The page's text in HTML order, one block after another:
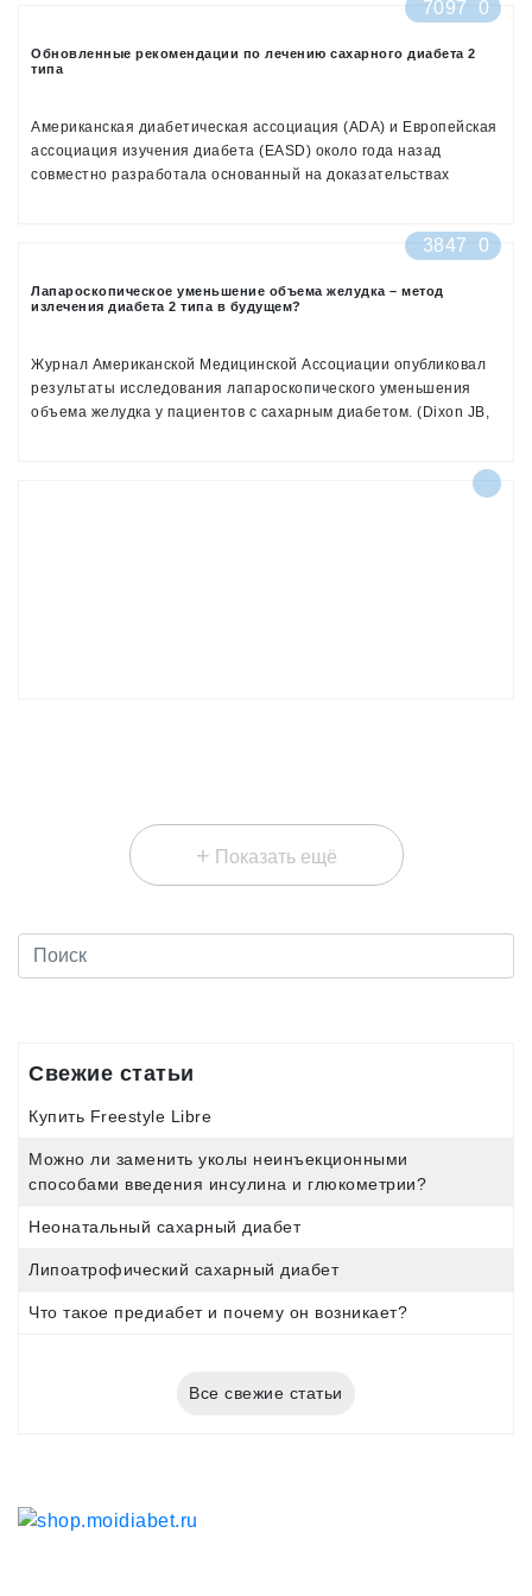
7097 0
Обновленные рекомендации по лечению сахарного диабета 2
типа
Американская диабетическая ассоциация (ADA) и Европейская
ассоциация изучения диабета (EASD) около года назад
совместно разработала основанный на доказательствах
практического врача выбора оптимальных режимов лечения из
препаратов для лечения сахарного диабета типа 2. В ноябре-
декабре 2007 г. опубликован уточненный вариант
3847 0
Лапароскопическое уменьшение объема желудка – метод
излечения диабета 2 типа в будущем?
Журнал Американской Медицинской Ассоциации опубликовал
результаты исследования лапароскопического уменьшения
объема желудка у пациентов с сахарным диабетом. (Dixon JB,
+ Показать ещё
Свежие статьи
Купить Freestyle Libre
Можно ли заменить уколы неинъекционными
способами введения инсулина и глюкометрии?
Неонатальный сахарный диабет
Липоатрофический сахарный диабет
Что такое предиабет и почему он возникает?
Все свежие статьи